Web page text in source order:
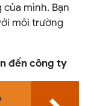
mình. Bạn
môi trường
đến công ty